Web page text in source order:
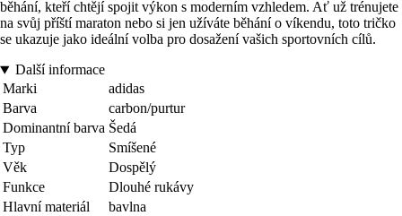
běhání, kteří chtějí spojit výkon s moderním vzhledem. Ať už trénujete
na svůj příští maraton nebo si jen užíváte běhání o víkendu, toto tričko
se ukazuje jako ideální volba pro dosažení vašich sportovních cílů.
Další informace
Marki
adidas
Barva
carbon/purtur
Dominantní barva Šedá
Typ
Smíšené
Věk
Dospělý
Funkce
Dlouhé rukávy
Hlavní materiál
bavlna